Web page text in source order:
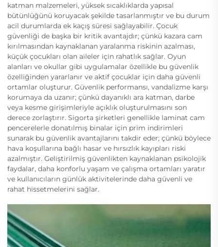
katman malzemeleri, yüksek sıcaklıklarda yapısal
bütünlüğünü koruyacak şekilde tasarlanmıştır ve bu durum
acil durumlarda ek kaçış süresi sağlayabilir. Çocuk
güvenliği de başka bir kritik avantajdır; çünkü kazara cam
kırılmasından kaynaklanan yaralanma riskinin azalması,
küçük çocukları olan aileler için rahatlık sağlar. Oyun
alanları ve okullar gibi uygulamalar özellikle bu güvenlik
özelliğinden yararlanır ve aktif çocuklar için daha güvenli
ortamlar oluşturur. Güvenlik performansı, vandalizme karşı
korumaya da uzanır; çünkü dayanıklı ara katman, darbe
veya kesme girişimleriyle açıklık oluşturulmasını son
derece zorlaştırır. Sigorta şirketleri genellikle laminat cam
pencerelerle donatılmış binalar için prim indirimleri
sunarak bu güvenlik avantajlarını takdir eder; çünkü böylece
hava koşullarına bağlı hasar ve hırsızlık kayıpları riski
azalmıştır. Geliştirilmiş güvenlikten kaynaklanan psikolojik
faydalar, daha konforlu yaşam ve çalışma ortamları yaratır
ve kullanıcıların günlük aktivitelerinde daha güvenli ve
rahat hissetmelerini sağlar.